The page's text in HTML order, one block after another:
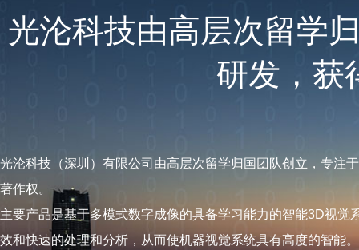
光沦科技由高层次留学
研发，获
光沦科技（深圳）有限公司由高层次留学归国团队创立，专注
著作权。
主要产品是基于多模式数字成像的具备学习能力的智能3D视
效和快速的处理和分析，从而使机器视觉系统具有高度的智能